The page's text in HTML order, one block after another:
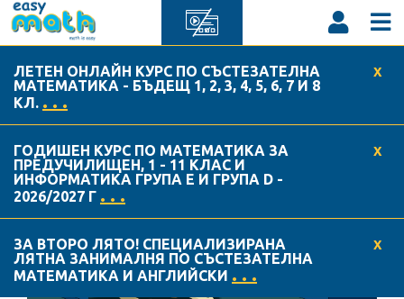
ЛЕТЕН ОНЛАЙН КУРС ПО СЪСТЕЗАТЕЛНА
МАТЕМАТИКА - БЪДЕЩ 1, 2, 3, 4, 5, 6, 7 И 8
КЛ. . . .
X
ГОДИШЕН КУРС ПО МАТЕМАТИКА ЗА
ПРЕДУЧИЛИЩЕН, 1 - 11 КЛАС И
ИНФОРМАТИКА ГРУПА Е И ГРУПА D -
2026/2027 Г . . .
X
ЗА ВТОРО ЛЯТО! СПЕЦИАЛИЗИРАНА
ЛЯТНА ЗАНИМАЛНЯ ПО СЪСТЕЗАТЕЛНА
МАТЕМАТИКА И АНГЛИЙСКИ . . .
X
НОВИНИ